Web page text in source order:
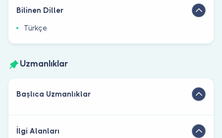
Bilinen Diller
Türkçe
Uzmanlıklar
Başlıca Uzmanlıklar
İlgi Alanları